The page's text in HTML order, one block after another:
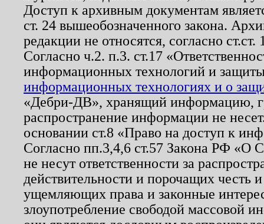
Доступ к архивным документам
ст. 24 вышеобозначенного закона.
редакции не относятся, согласно
Согласно ч.2. п.3. ст.17
информационных технологий и
информационных технологиях и о
«Дебри-ДВ», хранящий информацию,
распространение информации не
основании ст.8 «Право на доступ к
Согласно пп.3,4,6 ст.57 Закона РФ «О
не несут ответственности за
действительности и порочащих честь
ущемляющих права и законные
злоупотребление свободой массовой